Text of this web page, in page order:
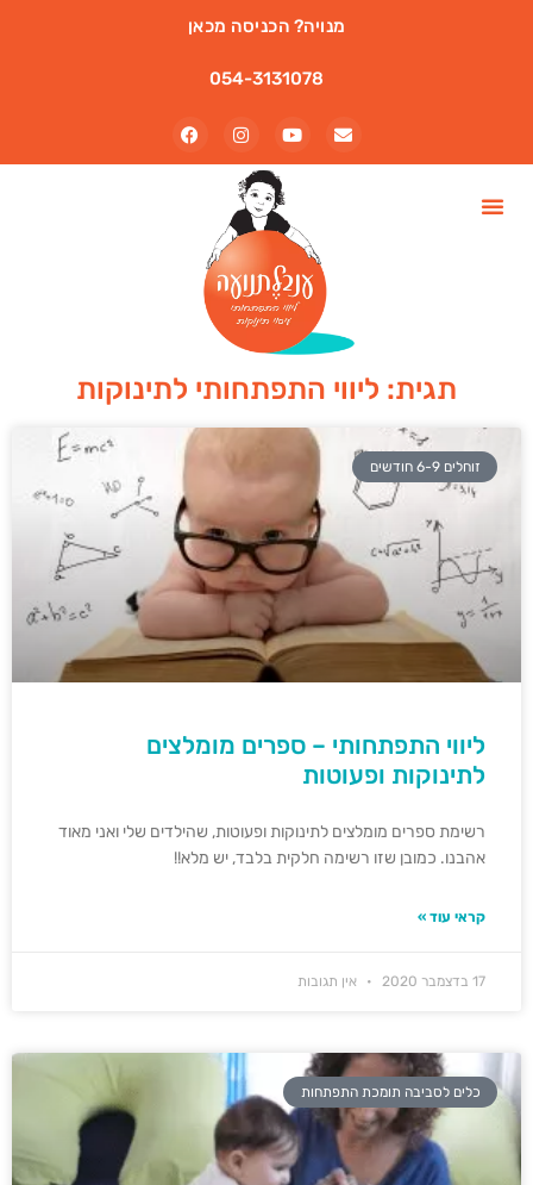
מנויה? הכניסה מכאן
054-3131078
תגית: ליווי התפתחותי לתינוקות
זוחלים 6-9 חודשים
ליווי התפתחותי – ספרים מומלצים
לתינוקות ופעוטות
רשימת ספרים מומלצים לתינוקות ופעוטות, שהילדים שלי ואני מאוד
אהבנו. כמובן שזו רשימה חלקית בלבד, יש מלא!!
קראי עוד »
17 בדצמבר 2020 אין תגובות
כלים לסביבה תומכת התפתחות